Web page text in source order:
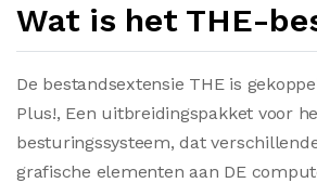
Wat is het THE-
De bestandsextensie THE is
Plus!, Een uitbreidingspakket voor
besturingssysteem, dat
grafische elementen aan DE